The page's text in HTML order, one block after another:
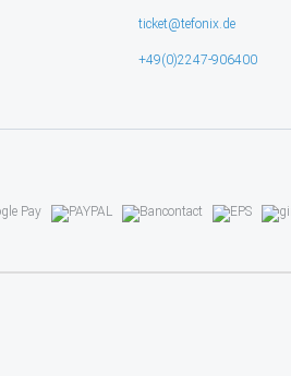
ticket@tefonix.de
+49(0)2247-906400